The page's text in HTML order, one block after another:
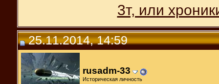
3т, или
25.11.2014, 14:59
rusadm-33
Историческая личность